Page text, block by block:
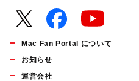
Mac Fan Portal について
お知らせ
運営会社